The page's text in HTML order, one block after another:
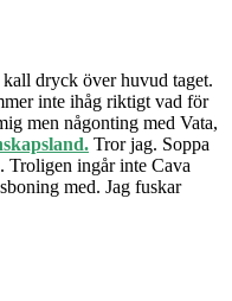
dryck över huvud taget.
inte ihåg riktigt vad för
men någonting med Vata,
Tror jag. Soppa
Troligen ingår inte Cava
med. Jag fuskar